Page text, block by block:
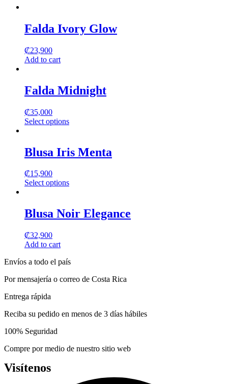
Falda Ivory Glow
₡23,900
Add to cart
Falda Midnight
₡35,000
Select options
has
multiple
The
options
chosen
on
the
product
page
Blusa Iris Menta
₡15,900
Select options
has
multiple
The
options
be
chosen
on
the
product
page
Blusa Noir Elegance
₡32,900
Add to cart
Envíos a todo el país
Por mensajería o correo de Costa Rica
Entrega rápida
Reciba su pedido en menos de 3 días hábiles
100% Seguridad
Compre por medio de nuestro sitio web
Visítenos